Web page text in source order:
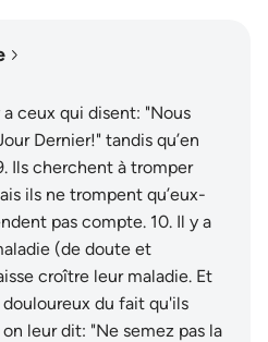
a ceux qui disent: "Nous
Dernier!" tandis qu’en
9. Ils cherchent à tromper
ils ne trompent qu’eux-
pas compte. 10. Il y a
(de doute et
croître leur maladie. Et
douloureux du fait qu'ils
on leur dit: "Ne semez pas la